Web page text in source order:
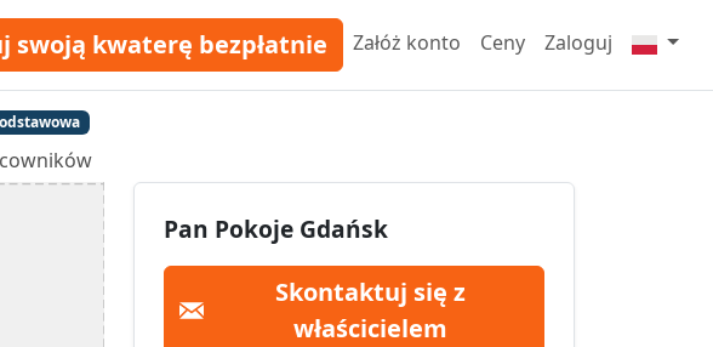
swoją kwaterę bezpłatnie Załóż konto Ceny Zaloguj
Pan Pokoje Gdańsk
Skontaktuj się z
właścicielem